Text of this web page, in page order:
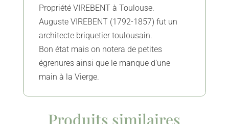
Propriété VIREBENT à Toulouse.
Auguste VIREBENT (1792-1857) fut un
architecte briquetier toulousain.
Bon état mais on notera de petites
égrenures ainsi que le manque d’une
main à la Vierge.
Produits similaires